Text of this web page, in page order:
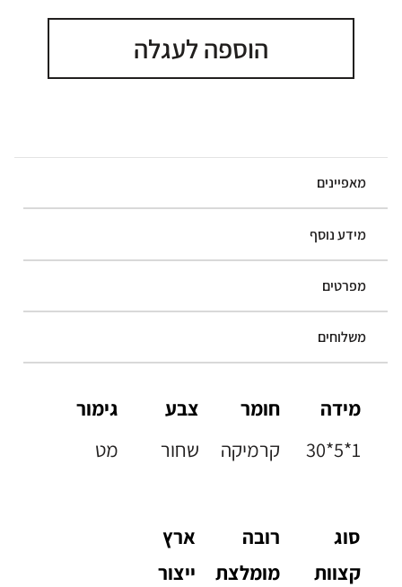
הוספה לעגלה
מאפיינים
מידע נוסף
מפרטים
משלוחים
מידה
30*5*1
חומר
קרמיקה
צבע
שחור
גימור
מט
סוג
קצוות
רובה
מומלצת
ארץ
ייצור